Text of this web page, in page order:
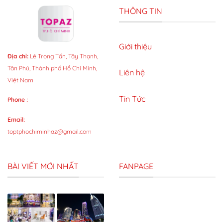
Địa chỉ: Lê Trọng Tấn, Tây Thạnh,
Tân Phú, Thành phố Hồ Chí Minh,
Việt Nam
Phone :
Email:
toptphochiminhaz@gmail.com
THÔNG TIN
Giới thiệu
Liên hệ
Tin Tức
BÀI VIẾT MỚI NHẤT FANPAGE